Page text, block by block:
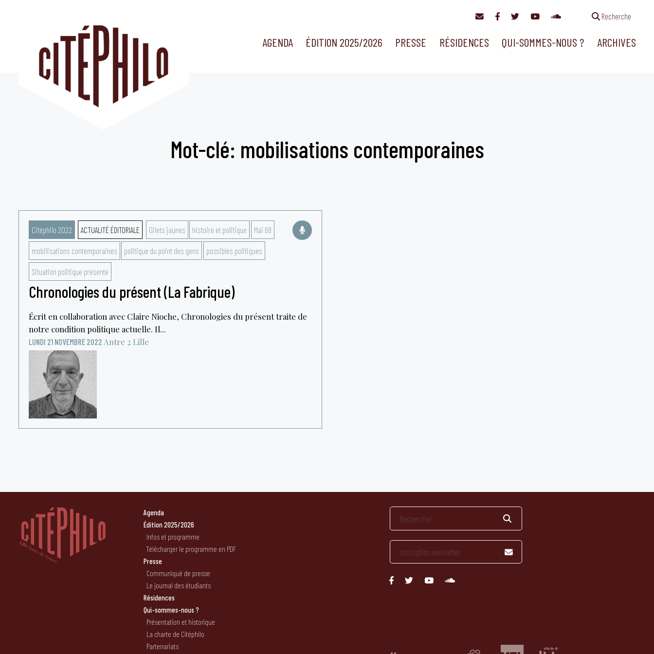
Recherche
AGENDA ÉDITION 2025/2026 PRESSE RÉSIDENCES QUI-SOMMES-NOUS ? ARCHIVES
Mot-clé: mobilisations contemporaines
Citéphilo 2022 ACTUALITÉ ÉDITORIALE Gilets jaunes histoire et politique Mai 68
mobilisations contemporaines politique du point des gens possibles politiques
Situation politique présente
Chronologies du présent (La Fabrique)
Écrit en collaboration avec Claire Nioche, Chronologies du présent traite de
notre condition politique actuelle. Il...
LUNDI 21 NOVEMBRE 2022 Antre 2 Lille
Agenda
Édition 2025/2026
Infos et programme
Télécharger le programme en PDF
Presse
Communiqué de presse
Le journal des étudiants
Résidences
Qui-sommes-nous ?
Présentation et historique
La charte de Citéphilo
Partenariats